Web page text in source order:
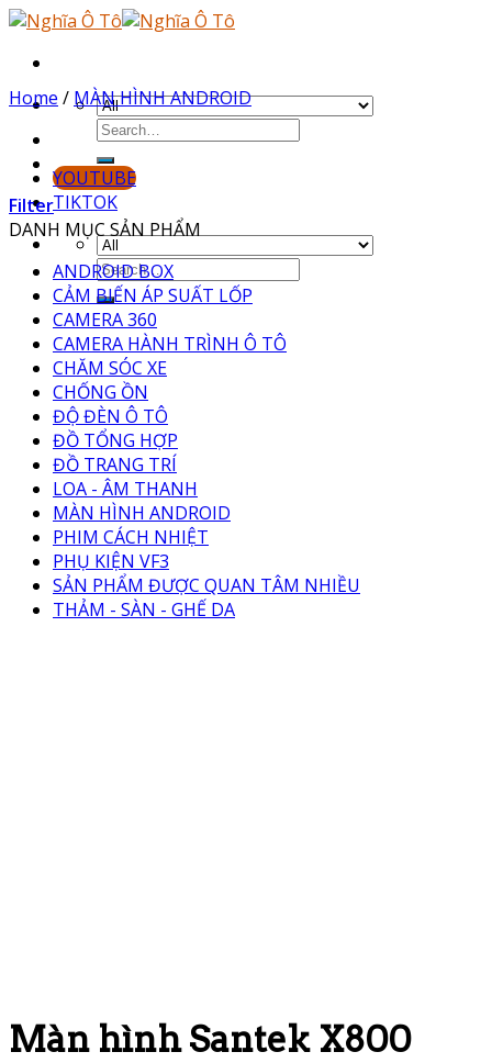
Skip
content
YOUTUBE
TIKTOK
Home / MÀN HÌNH ANDROID
Filter
DANH MỤC SẢN PHẨM
ANDROID BOX
CẢM BIẾN ÁP SUẤT LỐP
CAMERA 360
CAMERA HÀNH TRÌNH Ô TÔ
CHĂM SÓC XE
CHỐNG ỒN
ĐỘ ĐÈN Ô TÔ
ĐỒ TỔNG HỢP
ĐỒ TRANG TRÍ
LOA - ÂM THANH
MÀN HÌNH ANDROID
PHIM CÁCH NHIỆT
PHỤ KIỆN VF3
SẢN PHẨM ĐƯỢC QUAN TÂM NHIỀU
THẢM - SÀN - GHẾ DA
Màn hình Santek X800